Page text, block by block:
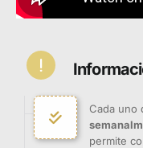
Cada uno
permite